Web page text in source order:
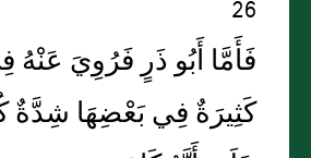
فَأَمَّا أَبُو ذَرٍ فَرُوِيَ عَنْهُ
كَثِيرَةٌ فِي بَعْضِهَا شِدَّةٌ